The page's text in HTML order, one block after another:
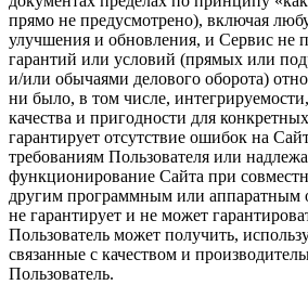
прямо не предусмотрено), включая
улучшения и обновления, и Сервис не
гарантий или условий (прямых или
и/или обычаями делового оборота)
ни было, в том числе,
качества и пригодности для
гарантирует отсутствие ошибок на
требованиям Пользователя или
функционирование Сайта при
другим программным или аппаратным
не гарантирует и не может
Пользователь может получить,
связанные с качеством и
Пользователь.